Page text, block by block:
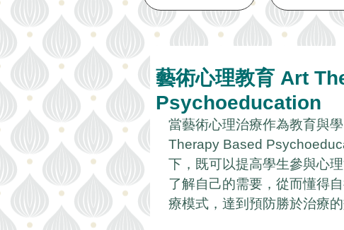
藝術心理教育 Art
Psychoeducation
當藝術心理治療作為教育與
Therapy Based
下，既可以提高學生參與心
了解自己的需要，從而懂得
療模式，達到預防勝於治療的